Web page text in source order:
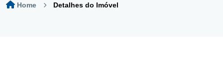
Home Detalhes do Imóvel